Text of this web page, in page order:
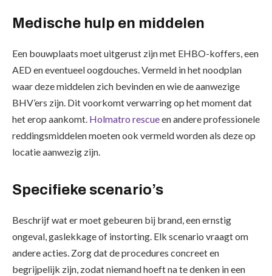
Medische hulp en middelen
Een bouwplaats moet uitgerust zijn met EHBO-koffers, een
AED en eventueel oogdouches. Vermeld in het noodplan
waar deze middelen zich bevinden en wie de aanwezige
BHV’ers zijn. Dit voorkomt verwarring op het moment dat
het erop aankomt. Holmatro rescueen andere professionele
reddingsmiddelen moeten ook vermeld worden als deze op
locatie aanwezig zijn.
Specifieke scenario’s
Beschrijf wat er moet gebeuren bij brand, een ernstig
ongeval, gaslekkage of instorting. Elk scenario vraagt om
andere acties. Zorg dat de procedures concreet en
begrijpelijk zijn, zodat niemand hoeft na te denken in een